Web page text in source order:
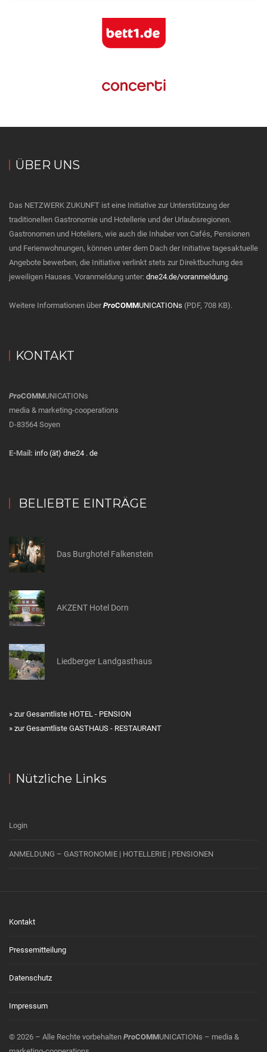
ÜBER UNS
Das NETZWERK ZUKUNFT ist eine Initiative zur Unterstützung der
traditionellen Gastronomie und Hotellerie und der Urlaubsregionen.
Gastronomen und Hoteliers, wie auch die Inhaber von Cafés, Pensionen
und Ferienwohnungen, können unter dem Dach der Initiative tagesaktuelle
Angebote bewerben, die Initiative verlinkt stets zur Direktbuchung des
jeweiligen Hauses. Voranmeldung unter: dne24.de/voranmeldung.
Weitere Informationen überProCOMMUNICATIONs (PDF, 708 KB).
KONTAKT
ProCOMMUNICATIONs
media & marketing-cooperations
D-83564 Soyen
E-Mail: info (ät) dne24 . de
BELIEBTE EINTRÄGE
Das Burghotel Falkenstein
AKZENT Hotel Dorn
Liedberger Landgasthaus
» zur Gesamtliste HOTEL - PENSION
» zur Gesamtliste GASTHAUS - RESTAURANT
Nützliche Links
Login
ANMELDUNG – GASTRONOMIE | HOTELLERIE | PENSIONEN
Kontakt
Pressemitteilung
Datenschutz
Impressum
© 2026 – Alle Rechte vorbehalten ProCOMMUNICATIONs – media &